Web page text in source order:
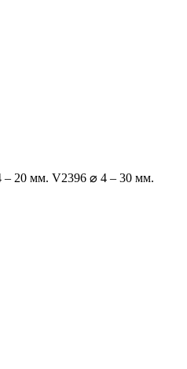
20 мм. V2396 ⌀ 4 – 30 мм.